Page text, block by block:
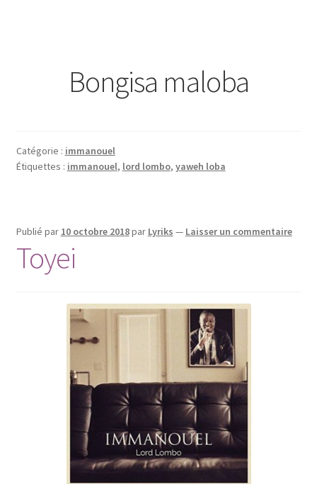
Bongisa maloba
Catégorie : immanouel
Étiquettes : immanouel, lord lombo, yaweh loba
Publié par 10 octobre 2018par Lyriks — Laisser un commentaire
Toyei